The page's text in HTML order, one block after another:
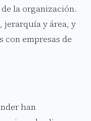
la organización.
jerarquía y área, y
empresas de
han